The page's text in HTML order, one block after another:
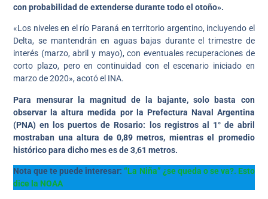
con probabilidad de extenderse durante todo el otoño».
«Los niveles en el río Paraná en territorio argentino, incluyendo el
Delta, se mantendrán en aguas bajas durante el trimestre de
interés (marzo, abril y mayo), con eventuales recuperaciones de
corto plazo, pero en continuidad con el escenario iniciado en
marzo de 2020», acotó el INA.
Para mensurar la magnitud de la bajante, solo basta con
observar la altura medida por la Prefectura Naval Argentina
(PNA) en los puertos de Rosario: los registros al 1° de abril
mostraban una altura de 0,89 metros, mientras el promedio
histórico para dicho mes es de 3,61 metros.
Nota que te puede interesar: “La Niña” ¿se queda o se va?. Esto
dice la NOAA